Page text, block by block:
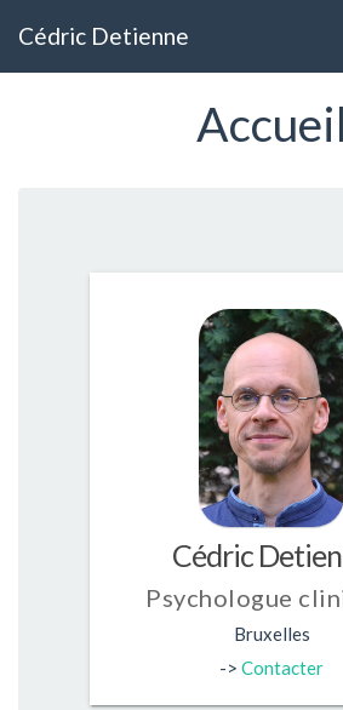
Cédric Detienne
Accueil
Cédric
Psychologue
Bruxelles
-> Contacter